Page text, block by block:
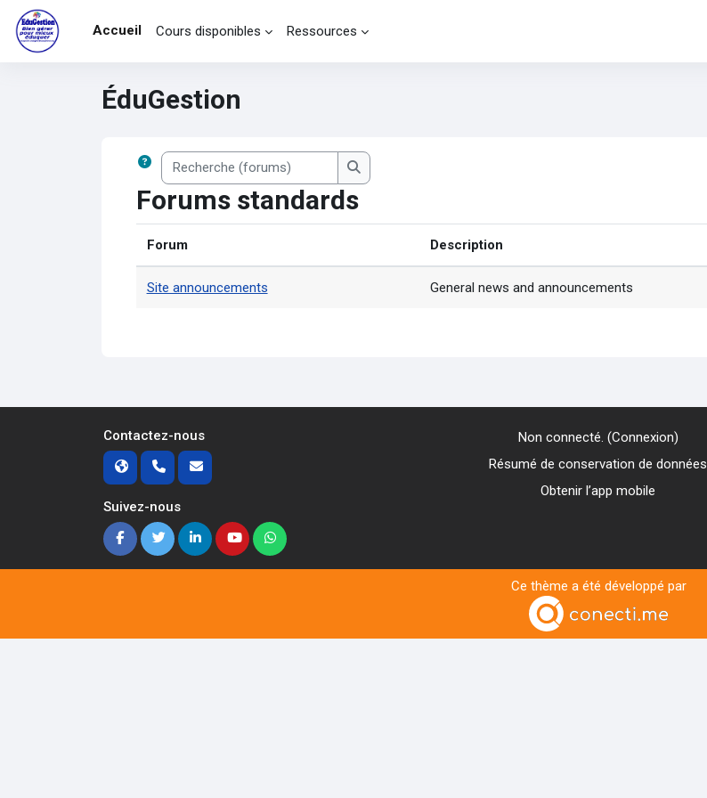
Passer au contenu principal
Accueil
Cours disponibles Ressources
ÉduGestion
Recherche (forums)
Recherche (forums)
Forums standards
Forum Description
Site announcements General news and announcements
Contactez-nous
Suivez-nous
Non connecté. (Connexion)
Résumé de conservation de données
Obtenir l’app mobile
Ce thème a été développé par